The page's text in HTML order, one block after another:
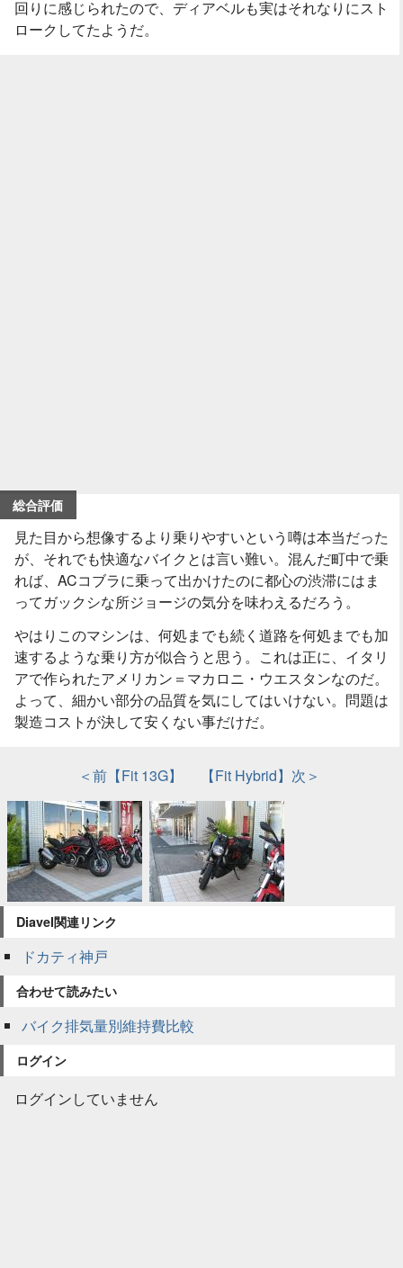
回りに感じられたので、ディアベルも実はそれなりにスト
ロークしてたようだ。
総合評価
見た目から想像するより乗りやすいという噂は本当だった
が、それでも快適なバイクとは言い難い。混んだ町中で乗
れば、ACコブラに乗って出かけたのに都心の渋滞にはま
ってガックシな所ジョージの気分を味わえるだろう。
やはりこのマシンは、何処までも続く道路を何処までも加
速するような乗り方が似合うと思う。これは正に、イタリ
アで作られたアメリカン＝マカロニ・ウエスタンなのだ。
よって、細かい部分の品質を気にしてはいけない。問題は
製造コストが決して安くない事だけだ。
＜前【Fit 13G】 【Fit Hybrid】次＞
Diavel関連リンク
ドカティ神戸
合わせて読みたい
バイク排気量別維持費比較
ログイン
ログインしていません